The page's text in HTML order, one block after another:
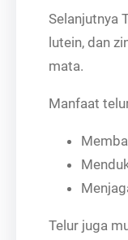
Selanjutnya
lutein, dan
mata.
Manfaat
Telur juga